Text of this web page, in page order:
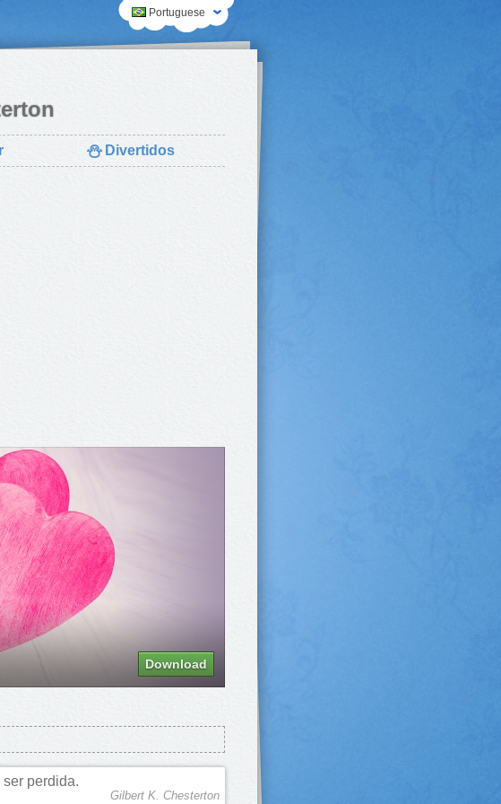
Portuguese
⛄ Divertidos
Download
perdida.
Gilbert K. Chesterton